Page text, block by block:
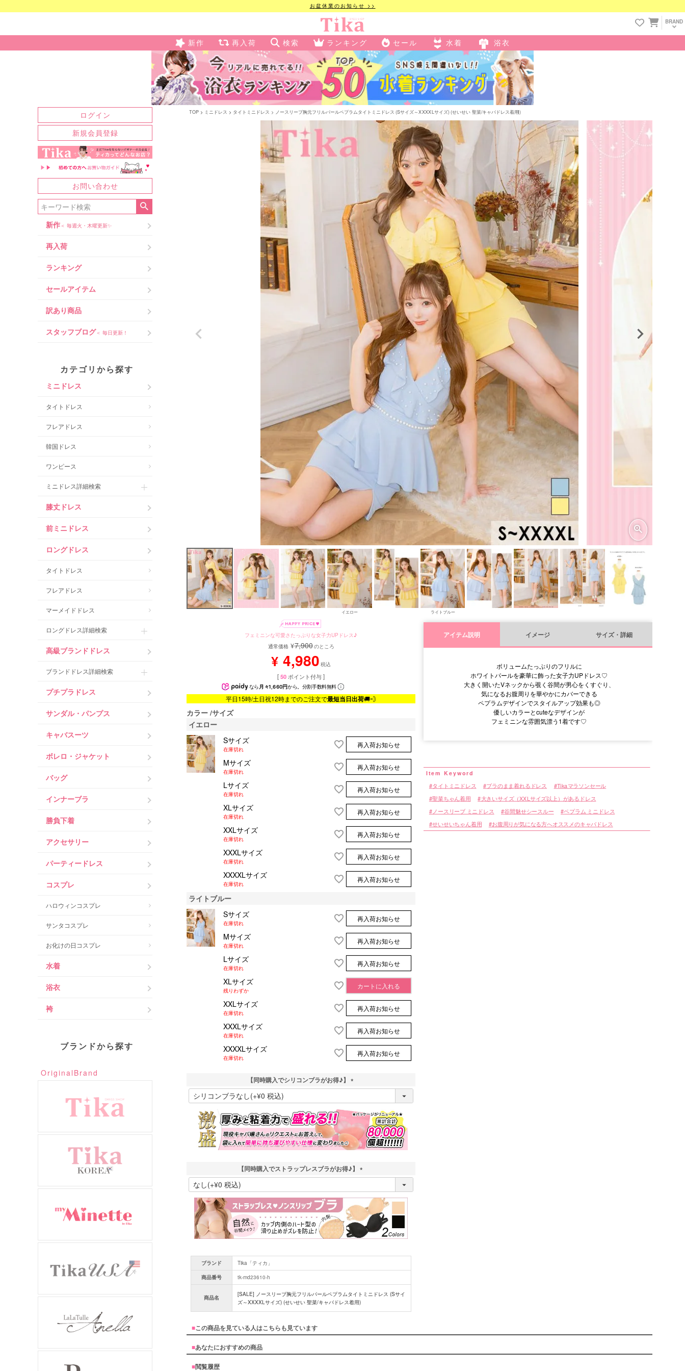
お盆休業のお知らせ >>
BRAND
新作 再入荷 検索 ランキング セール 水着 浴衣
ログイン
新規会員登録
お問い合わせ
新作＜ 毎週火・木曜更新✨
再入荷
ランキング
セールアイテム
訳あり商品
スタッフブログ＜ 毎日更新！
カテゴリから探す
ミニドレス
タイトドレス
フレアドレス
韓国ドレス
ワンピース
ミニドレス詳細検索
膝丈ドレス
前ミニドレス
ロングドレス
タイトドレス
フレアドレス
マーメイドドレス
ロングドレス詳細検索
高級ブランドドレス
ブランドドレス詳細検索
プチプラドレス
サンダル・パンプス
キャバスーツ
ボレロ・ジャケット
バッグ
インナーブラ
勝負下着
アクセサリー
パーティードレス
コスプレ
ハロウィンコスプレ
サンタコスプレ
お化けの日コスプレ
水着
浴衣
袴
ブランドから探す
OriginalBrand
TOP ミニドレス タイトミニドレス ノースリーブ胸元フリルパールペプラムタイトミニドレス (Sサイズ～XXXXLサイズ) (せいせい 聖菜/キャバドレス着用)
イエロー ライトブルー
フェミニンな可愛さたっぷりな女子力UPドレス♪
通常価格 ¥7,900のところ
¥ 4,980 税込
[50 ポイント付与 ]
なら 月々1,660円から。分割手数料無料
平日15時/土日祝12時までのご注文で最短当日出荷🚚💨
カラー サイズ
イエロー
Sサイズ
在庫切れ
再入荷お知らせ
Mサイズ
在庫切れ
再入荷お知らせ
Lサイズ
在庫切れ
再入荷お知らせ
XLサイズ
在庫切れ
再入荷お知らせ
XXLサイズ
在庫切れ
再入荷お知らせ
XXXLサイズ
在庫切れ
再入荷お知らせ
XXXXLサイズ
在庫切れ
再入荷お知らせ
ライトブルー
Sサイズ
在庫切れ
再入荷お知らせ
Mサイズ
在庫切れ
再入荷お知らせ
Lサイズ
在庫切れ
再入荷お知らせ
XLサイズ
残りわずか
カートに入れる
XXLサイズ
在庫切れ
再入荷お知らせ
XXXLサイズ
在庫切れ
再入荷お知らせ
XXXXLサイズ
在庫切れ
再入荷お知らせ
【同時購入でシリコンブラがお得♪】
(
必
須
)
【同時購入でストラップレスブラがお得♪】
(
必
須
)
ブランド
Tika「ティカ」
商品番号
tk-md23610-h
商品名
[SALE] ノースリーブ胸元フリルパールペプラムタイトミニドレス (Sサイ
ズ～XXXXLサイズ) (せいせい 聖菜/キャバドレス着用)
アイテム説明 イメージ サイズ・詳細
ボリュームたっぷりのフリルに
ホワイトパールを豪華に飾った女子力UPドレス♡
大きく開いたVネックから覗く谷間が男心をくすぐり、
気になるお腹周りを華やかにカバーできる
ペプラムデザインでスタイルアップ効果も◎
優しいカラーとcuteなデザインが
フェミニンな雰囲気漂う1着です♡
タイトミニドレス ブラのまま着れるドレス Tikaマラソンセール
聖菜ちゃん着用 大きいサイズ（XXLサイズ以上）があるドレス
ノースリーブ ミニドレス 谷間魅せシースルー ペプラム ミニドレス
せいせいちゃん着用 お腹周りが気になる方へオススメのキャバドレス
■この商品を見ている人はこちらも見ています
■あなたにおすすめの商品
■閲覧履歴